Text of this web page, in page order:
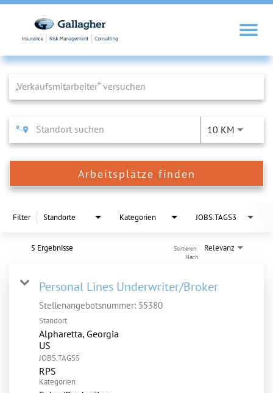
Job Search Page
10 KM
Arbeitsplätze finden
Filter Standorte Kategorien JOBS.TAGS3
5 Ergebnisse Relevanz
Sortieren
Nach
Personal Lines Underwriter/Broker
Stellenangebotsnummer: 55380
Standort
Alpharetta, Georgia
JOBS.TAGS5
RPS
Kategorien